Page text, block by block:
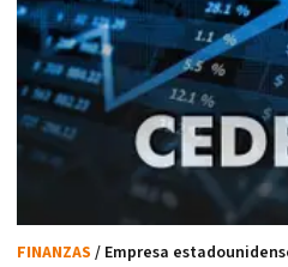
FINANZAS / Empresa